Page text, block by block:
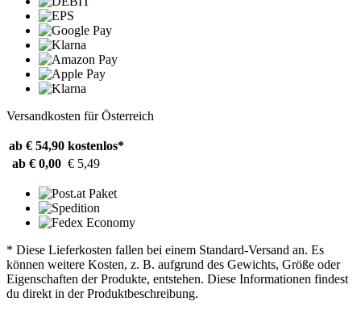
Versandkosten für Österreich
ab € 54,90 kostenlos*
ab € 0,00 € 5,49
* Diese Lieferkosten fallen bei einem Standard-Versand an. Es
können weitere Kosten, z. B. aufgrund des Gewichts, Größe oder
Eigenschaften der Produkte, entstehen. Diese Informationen findest
du direkt in der Produktbeschreibung.